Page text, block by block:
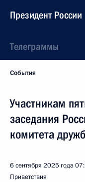
Президент России
Телеграммы
События
Участникам
заседания
комитета
6 сентября 2025 года
Приветствия